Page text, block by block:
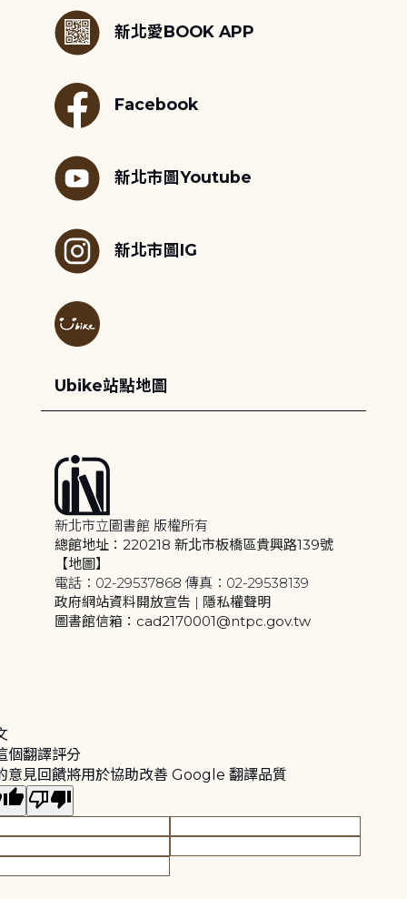
新北愛BOOK APP
Facebook
新北市圖Youtube
新北市圖IG
Ubike站點地圖
新北市立圖書館 版權所有
總館地址：220218 新北市板橋區貴興路139號
【地圖】
電話：02-29537868 傳真：02-29538139
政府網站資料開放宣告 | 隱私權聲明
圖書館信箱：cad2170001@ntpc.gov.tw
個翻譯評分
意見回饋將用於協助改善 Google 翻譯品質